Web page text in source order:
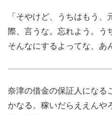
「そやけど、うちはもう
際、言うな。忘れよう。う
そんなにするよってな、あ
奈津の借金の保証人になる
かなる。稼いだらええんや